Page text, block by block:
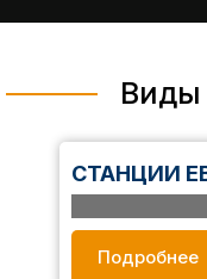
Виды
СТАНЦИИ
домов и дач с
ценами. В
Подробнее